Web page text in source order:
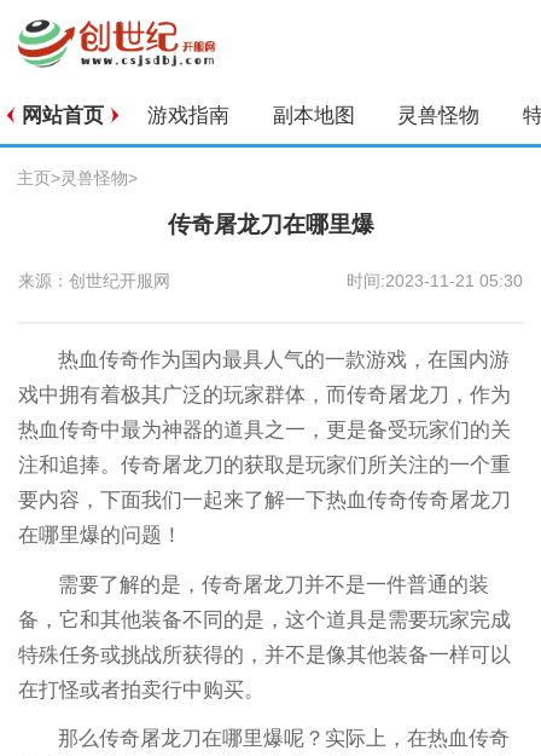
网站首页 游戏指南 副本地图 灵兽怪物
主页>灵兽怪物>
传奇屠龙刀在哪里爆
来源：创世纪开服网 时间:2023-11-21 05:30
热血传奇作为国内最具人气的一款游戏，在国内游
戏中拥有着极其广泛的玩家群体，而传奇屠龙刀，作为
热血传奇中最为神器的道具之一，更是备受玩家们的关
注和追捧。传奇屠龙刀的获取是玩家们所关注的一个重
要内容，下面我们一起来了解一下热血传奇传奇屠龙刀
在哪里爆的问题！
需要了解的是，传奇屠龙刀并不是一件普通的装
备，它和其他装备不同的是，这个道具是需要玩家完成
特殊任务或挑战所获得的，并不是像其他装备一样可以
在打怪或者拍卖行中购买。
那么传奇屠龙刀在哪里爆呢？实际上，在热血传奇